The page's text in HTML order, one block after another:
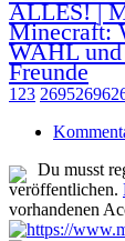
ALLES! |
Minecraft:
WAHL
Freunde
1 23 26952696
Du musst
veröffentlichen.
vorhandenen